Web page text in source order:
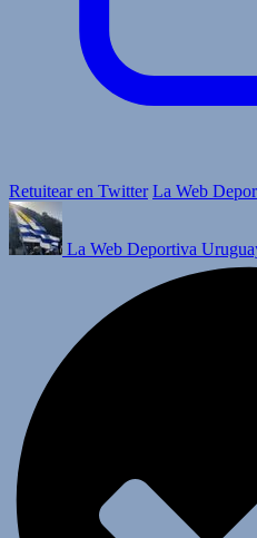
Retuitear en Twitter La Web
La Web Deportiva